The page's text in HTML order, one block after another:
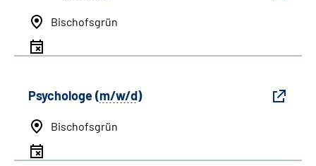
Bischofsgrün
Psychologe (m/w/d)
Bischofsgrün